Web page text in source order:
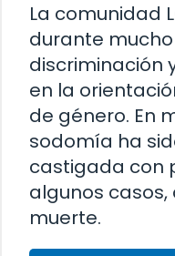
La comunidad
durante
discriminación
en la
de género. En
sodomía ha
castigada con
algunos
muerte.